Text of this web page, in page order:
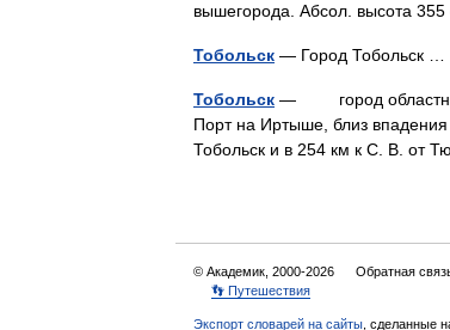
вышегорода. Абсол. высота
Тобольск — Город Тобольск …
Тобольск — город
Порт на Иртыше, близ
Тобольск и в 254 км к С. В. от
© Академик, 2000-2026 Обратная
👣 Путешествия
Экспорт словарей на сайты , сделанные